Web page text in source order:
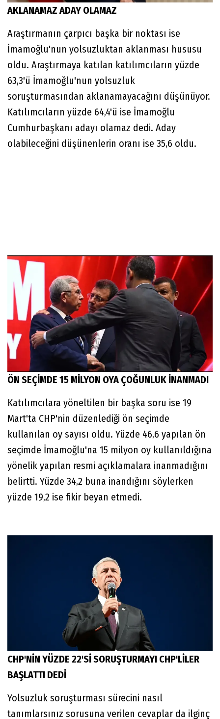
AKLANAMAZ ADAY OLAMAZ
Araştırmanın çarpıcı başka bir noktası ise
İmamoğlu'nun yolsuzluktan aklanması hususu
oldu. Araştırmaya katılan katılımcıların yüzde
63,3'ü İmamoğlu'nun yolsuzluk
soruşturmasından aklanamayacağını düşünüyor.
Katılımcıların yüzde 64,4'ü ise İmamoğlu
Cumhurbaşkanı adayı olamaz dedi. Aday
olabileceğini düşünenlerin oranı ise 35,6 oldu.
ÖN SEÇİMDE 15 MİLYON OYA ÇOĞUNLUK İNANMADI
Katılımcılara yöneltilen bir başka soru ise 19
Mart'ta CHP'nin düzenlediği ön seçimde
kullanılan oy sayısı oldu. Yüzde 46,6 yapılan ön
seçimde İmamoğlu'na 15 milyon oy kullanıldığına
yönelik yapılan resmi açıklamalara inanmadığını
belirtti. Yüzde 34,2 buna inandığını söylerken
yüzde 19,2 ise fikir beyan etmedi.
CHP'NİN YÜZDE 22'Sİ SORUŞTURMAYI CHP'LİLER
BAŞLATTI DEDİ
Yolsuzluk soruşturması sürecini nasıl
tanımlarsınız sorusuna verilen cevaplar da ilginç